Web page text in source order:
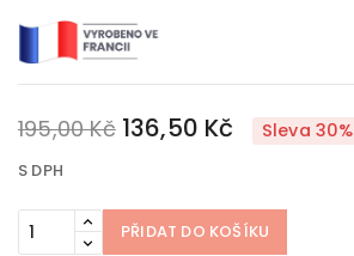
195,00 Kč 136,50 Kč Sleva 30%
S DPH
PŘIDAT DO KOŠÍKU